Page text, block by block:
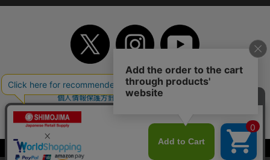
当サイトはクッキー（Cookie）を使用しています。Cookieの使用に同意いた
TOP 初めてご利用のお客様へ ご利用案内
ご利用規約
個人情報保護方針
特定商取引法
よくあるご質問
サイトマップ
WEBカタログ 英語版TOP
Copyright© 2018 SHIMOJIMA Co.,Ltd. All Rights Reserved.